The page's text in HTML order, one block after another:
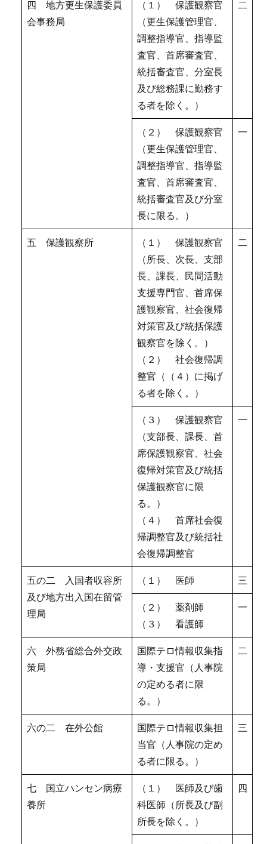
四 地方更生保護委員
会事務局
（１） 保護観察官
（更生保護管理官、
調整指導官、指導監
査官、首席審査官、
統括審査官、分室長
及び総務課に勤務す
る者を除く。）
二
（２） 保護観察官
（更生保護管理官、
調整指導官、指導監
査官、首席審査官、
統括審査官及び分室
長に限る。）
一
五 保護観察所
（１） 保護観察官
（所長、次長、支部
長、課長、民間活動
支援専門官、首席保
護観察官、社会復帰
対策官及び統括保護
観察官を除く。）
（２） 社会復帰調
整官（（４）に掲げ
る者を除く。）
二
（３） 保護観察官
（支部長、課長、首
席保護観察官、社会
復帰対策官及び統括
保護観察官に限
る。）
（４） 首席社会復
帰調整官及び統括社
会復帰調整官
一
五の二 入国者収容所
及び地方出入国在留管
理局
（１） 医師
三
（２） 薬剤師
（３） 看護師
一
六 外務省総合外交政
策局
国際テロ情報収集指
導・支援官（人事院
の定める者に限
る。）
二
六の二 在外公館
国際テロ情報収集担
当官（人事院の定め
る者に限る。）
三
七 国立ハンセン病療
養所
（１） 医師及び歯
科医師（所長及び副
所長を除く。）
四